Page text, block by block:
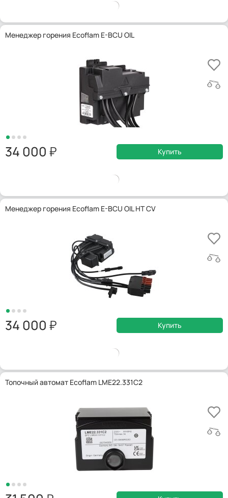
Менеджер горения Ecoflam E-BCU OIL
34 000 Купить
Менеджер горения Ecoflam E-BCU OIL HT CV
34 000 Купить
Топочный автомат Ecoflam LME22.331C2